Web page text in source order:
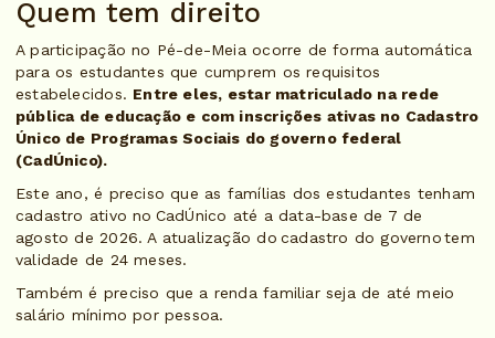
Quem tem direito
A participação no Pé-de-Meia ocorre de forma automática
para os estudantes que cumprem os requisitos
estabelecidos. Entre eles, estar matriculado na rede
pública de educação e com inscrições ativas no Cadastro
Único de Programas Sociais do governo federal
(CadÚnico).
Este ano, é preciso que as famílias dos estudantes tenham
cadastro ativo no CadÚnico até a data-base de 7 de
agosto de 2026. A atualização do cadastro do governo tem
validade de 24 meses.
Também é preciso que a renda familiar seja de até meio
salário mínimo por pessoa.